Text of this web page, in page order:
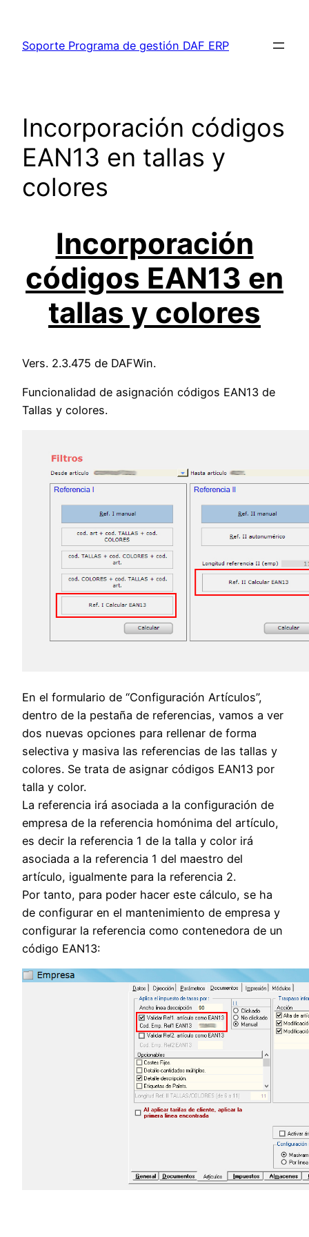
contenido
Soporte Programa de gestión DAF ERP
Incorporación códigos
EAN13 en tallas y
colores
Incorporación
códigos EAN13 en
tallas y colores
Vers. 2.3.475 de DAFWin.
Funcionalidad de asignación códigos EAN13 de
Tallas y colores.
En el formulario de “Configuración Artículos”,
dentro de la pestaña de referencias, vamos a ver
dos nuevas opciones para rellenar de forma
selectiva y masiva las referencias de las tallas y
colores. Se trata de asignar códigos EAN13 por
talla y color.
La referencia irá asociada a la configuración de
empresa de la referencia homónima del artículo,
es decir la referencia 1 de la talla y color irá
asociada a la referencia 1 del maestro del
artículo, igualmente para la referencia 2.
Por tanto, para poder hacer este cálculo, se ha
de configurar en el mantenimiento de empresa y
configurar la referencia como contenedora de un
código EAN13: